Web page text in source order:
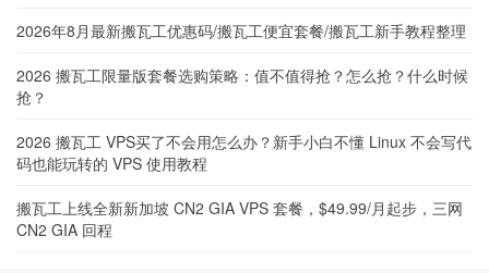
2026年8月最新搬瓦工优惠码/搬瓦工便宜套餐/搬瓦工新手教程整理
2026 搬瓦工限量版套餐选购策略：值不值得抢？怎么抢？什么时候
抢？
2026 搬瓦工 VPS买了不会用怎么办？新手小白不懂 Linux 不会写代
码也能玩转的 VPS 使用教程
搬瓦工上线全新新加坡 CN2 GIA VPS 套餐，$49.99/月起步，三网
CN2 GIA 回程